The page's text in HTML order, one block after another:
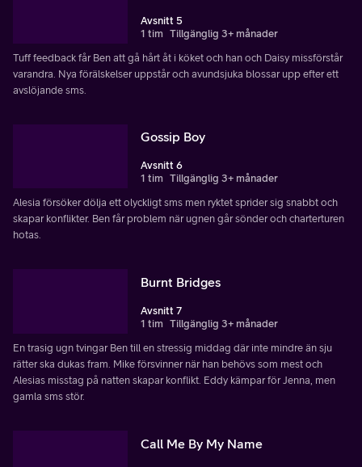
Avsnitt 5
1 tim Tillgänglig 3+ månader
Tuff feedback får Ben att gå hårt åt i köket och han och Daisy missförstår
varandra. Nya förälskelser uppstår och avundsjuka blossar upp efter ett
avslöjande sms.
Gossip Boy
Avsnitt 6
1 tim Tillgänglig 3+ månader
Alesia försöker dölja ett olyckligt sms men ryktet sprider sig snabbt och
skapar konflikter. Ben får problem när ugnen går sönder och charterturen
hotas.
Burnt Bridges
Avsnitt 7
1 tim Tillgänglig 3+ månader
En trasig ugn tvingar Ben till en stressig middag där inte mindre än sju
rätter ska dukas fram. Mike försvinner när han behövs som mest och
Alesias misstag på natten skapar konflikt. Eddy kämpar för Jenna, men
gamla sms stör.
Call Me By My Name